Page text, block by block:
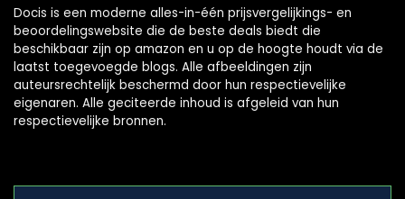
Docis is een moderne alles-in-één prijsvergelijkings- en
beoordelingswebsite die de beste deals biedt die
beschikbaar zijn op amazon en u op de hoogte houdt via de
laatst toegevoegde blogs. Alle afbeeldingen zijn
auteursrechtelijk beschermd door hun respectievelijke
eigenaren. Alle geciteerde inhoud is afgeleid van hun
respectievelijke bronnen.